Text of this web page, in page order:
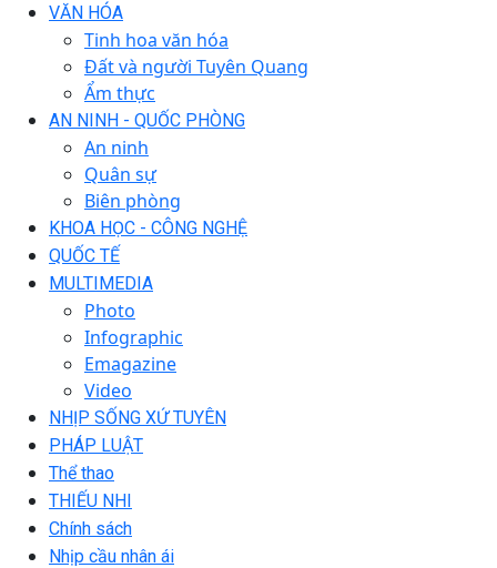
VĂN HÓA
Tinh hoa văn hóa
Đất và người Tuyên Quang
Ẩm thực
AN NINH - QUỐC PHÒNG
An ninh
Quân sự
Biên phòng
KHOA HỌC - CÔNG NGHỆ
QUỐC TẾ
MULTIMEDIA
Photo
Infographic
Emagazine
Video
NHỊP SỐNG XỨ TUYÊN
PHÁP LUẬT
Thể thao
THIẾU NHI
Chính sách
Nhịp cầu nhân ái